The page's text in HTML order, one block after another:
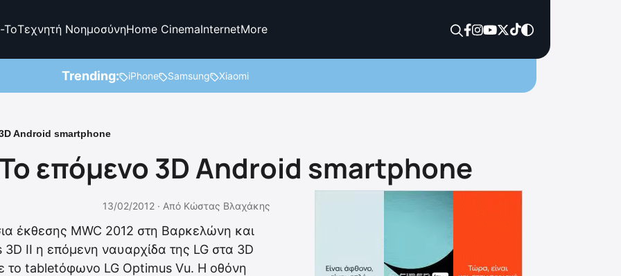
ToΤεχνητή ΝοημοσύνηHome CinemaInternetMore
Trending: iPhone Samsung Xiaomi
Android smartphone
επόμενο 3D Android smartphone
13/02/2012 · Από Κώστας Βλαχάκης
έκθεσης MWC 2012 στη Βαρκελώνη και
II η επόμενη ναυαρχίδα της LG στα 3D
το tabletόφωνο LG Optimus Vu. Η οθόνη